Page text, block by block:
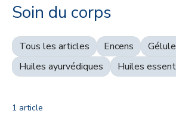
Soin du corps
Tous les articles Encens
Huiles ayurvédiques
Huiles
1 article